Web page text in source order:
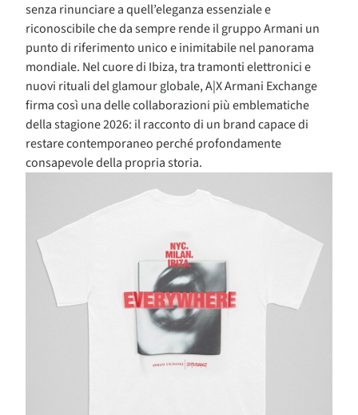
senza rinunciare a quell’eleganza essenziale e
riconoscibile che da sempre rende il gruppo Armani un
punto di riferimento unico e inimitabile nel panorama
mondiale. Nel cuore di Ibiza, tra tramonti elettronici e
nuovi rituali del glamour globale, A|X Armani Exchange
firma così una delle collaborazioni più emblematiche
della stagione 2026: il racconto di un brand capace di
restare contemporaneo perché profondamente
consapevole della propria storia.